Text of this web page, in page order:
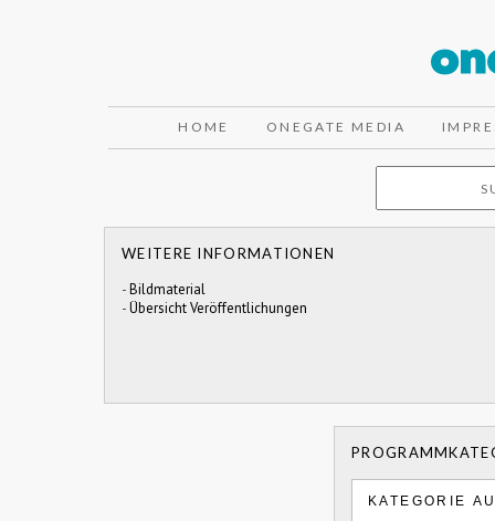
HOME ONEGATE MEDIA
WEITERE INFORMATIONEN
-Bildmaterial
-Übersicht Veröffentlichungen